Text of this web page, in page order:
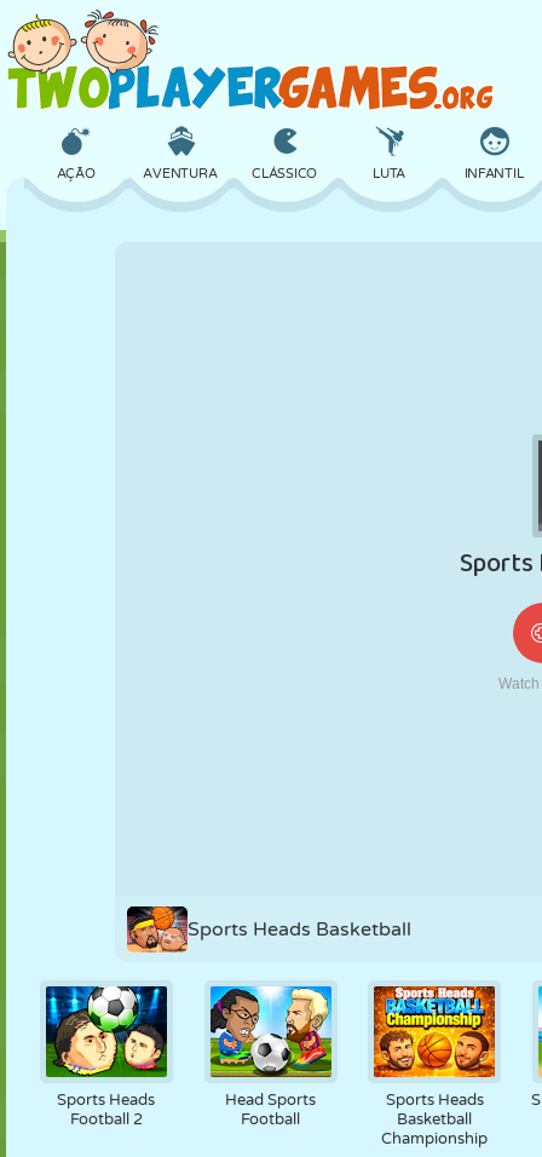
AÇÃO AVENTURA CLÁSSICO LUTA INFANTIL
ROBÔ
VELHA
Sports Heads Basketball
Sports Heads
Football 2
Head Sports
Football
Sports Heads
Basketball
Championship